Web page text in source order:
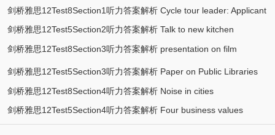
剑桥雅思12Test8Section1听力答案解析 Cycle tour leader: Applicant
enquiry
剑桥雅思12Test5Section2听力答案解析 Talk to new kitchen
assistants
剑桥雅思12Test8Section3听力答案解析 presentation on film
adaptation of Shakespeare’s plays
剑桥雅思12Test5Section3听力答案解析 Paper on Public Libraries
剑桥雅思12Test8Section4听力答案解析 Noise in cities
剑桥雅思12Test5Section4听力答案解析 Four business values